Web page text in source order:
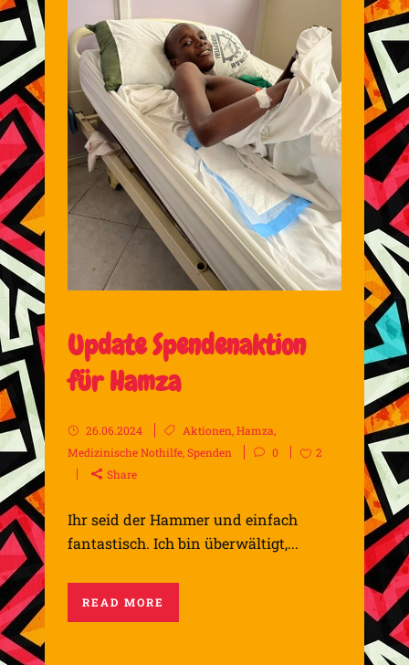
Update Spendenaktion
für Hamza
26.06.2024 Aktionen,Hamza,
Medizinische Nothilfe,Spenden 0
2
Share
Ihr seid der Hammer und einfach
fantastisch. Ich bin überwältigt,...
READ MORE